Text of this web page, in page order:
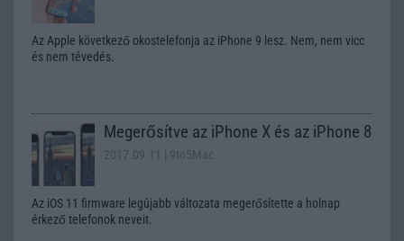
Az Apple következő okostelefonja az iPhone 9 lesz. Nem, nem vicc
és nem tévedés.
Megerősítve az iPhone X és az iPhone 8
2017.09.11 | 9to5Mac
Az iOS 11 firmware legújabb változata megerősítette a holnap
érkező telefonok neveit.